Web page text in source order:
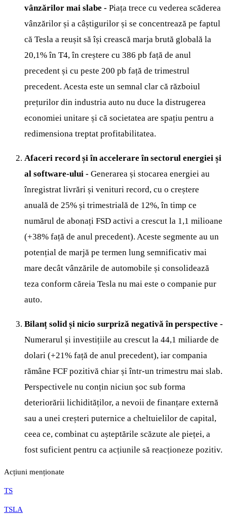
vânzărilor mai slabe - Piața trece cu vederea scăderea
vânzărilor și a câștigurilor și se concentrează pe faptul
că Tesla a reușit să își crească marja brută globală la
20,1% în T4, în creștere cu 386 pb față de anul
precedent și cu peste 200 pb față de trimestrul
precedent. Acesta este un semnal clar că războiul
prețurilor din industria auto nu duce la distrugerea
economiei unitare și că societatea are spațiu pentru a
redimensiona treptat profitabilitatea.
Afaceri record și în accelerare în sectorul energiei și
al software-ului - Generarea și stocarea energiei au
înregistrat livrări și venituri record, cu o creștere
anuală de 25% și trimestrială de 12%, în timp ce
numărul de abonați FSD activi a crescut la 1,1 milioane
(+38% față de anul precedent). Aceste segmente au un
potențial de marjă pe termen lung semnificativ mai
mare decât vânzările de automobile și consolidează
teza conform căreia Tesla nu mai este o companie pur
auto.
Bilanț solid și nicio surpriză negativă în perspective -
Numerarul și investițiile au crescut la 44,1 miliarde de
dolari (+21% față de anul precedent), iar compania
rămâne FCF pozitivă chiar și într-un trimestru mai slab.
Perspectivele nu conțin niciun șoc sub forma
deteriorării lichidităților, a nevoii de finanțare externă
sau a unei creșteri puternice a cheltuielilor de capital,
ceea ce, combinat cu așteptările scăzute ale pieței, a
fost suficient pentru ca acțiunile să reacționeze pozitiv.
Acțiuni menționate
TS
TSLA